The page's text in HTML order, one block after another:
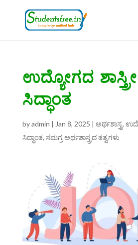
ಉದ್ಯೋಗದ
ಸಿದ್ಧಾಂತ
byadmin | Jan 8, 2025 | ಅರ್ಥಶಾಸ್ತ್ರ,
ಸಿದ್ಧಾಂತ, ಸಮಗ್ರ ಅರ್ಥಶಾಸ್ತ್ರದ ತತ್ವಗಳು